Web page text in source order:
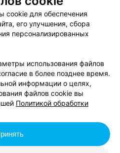
отзыв. Подробнее об
отзыв
вы принимаете
cookie для обеспечения
его улучшения, сбора
персонализированных
использования файлов
в более позднее время.
информации о целях,
файлов cookie вы
Политикой обработки